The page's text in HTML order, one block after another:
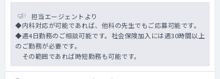
担当エージェントより
◆内科対応が可能であれば、他科の先生でもご応募可能です。
◆週4日勤務のご相談可能です。社会保険加入には週30時間以上
のご勤務が必要です。
その範囲であれば時短勤務も可能です。